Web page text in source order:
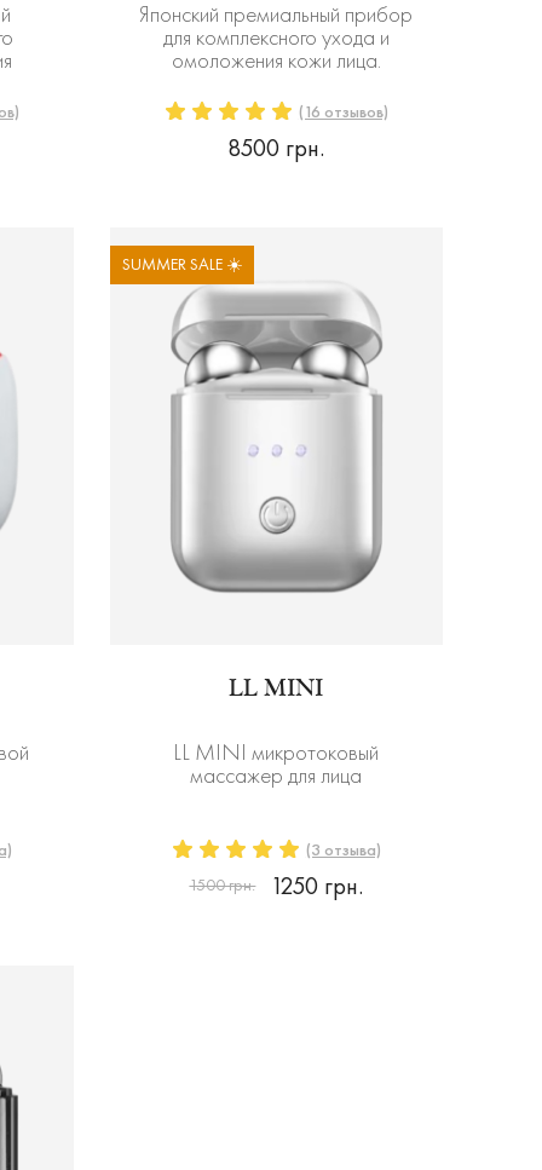
Японский премиальный прибор
для комплексного ухода и
омоложения кожи лица.
(16 отзывов)
8500 грн.
SUMMER SALE ☀️
LL MINI
LL MINI микротоковый
массажер для лица
(3 отзыва)
1500 грн.
1250 грн.